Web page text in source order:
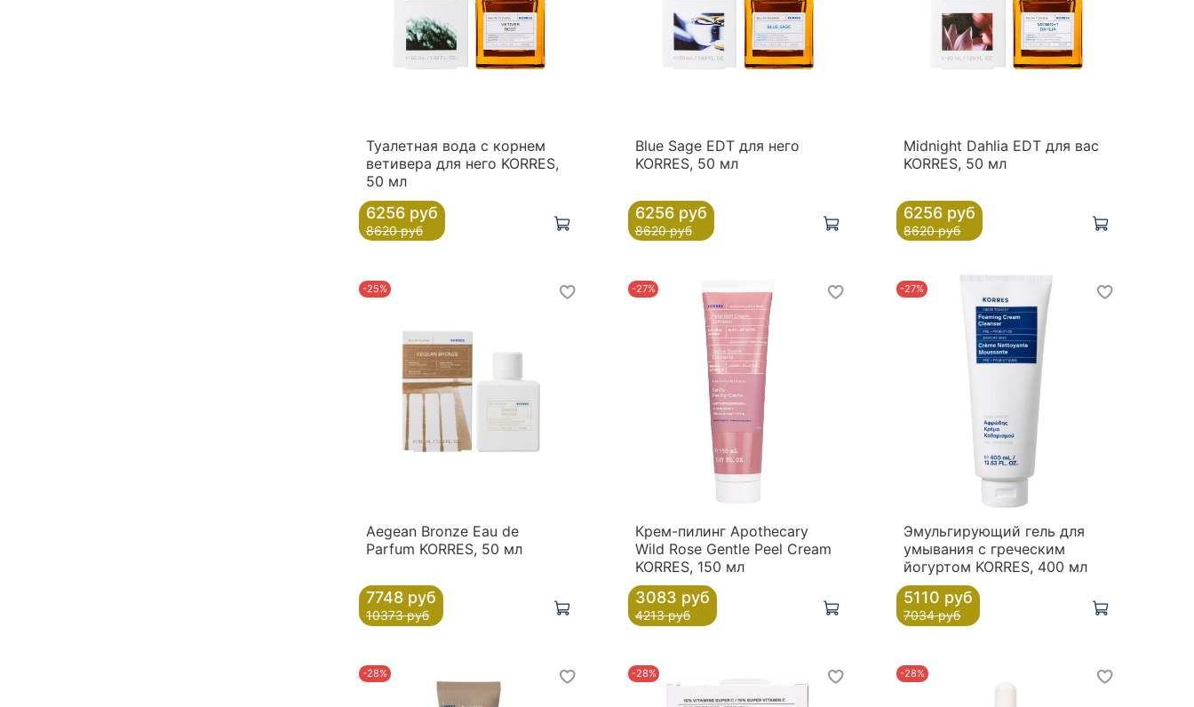
Туалетная вода с корнем
ветивера для него KORRES,
50 мл
6256 руб
8620 руб
Blue Sage EDT для него
KORRES, 50 мл
6256 руб
8620 руб
Midnight Dahlia EDT для вас
KORRES, 50 мл
6256 руб
8620 руб
-25%
Aegean Bronze Eau de
Parfum KORRES, 50 мл
7748 руб
10373 руб
-27%
Крем-пилинг Apothecary
Wild Rose Gentle Peel Cream
KORRES, 150 мл
3083 руб
4213 руб
-27%
Эмульгирующий гель для
умывания с греческим
йогуртом KORRES, 400 мл
5110 руб
7034 руб
-28% -28% -28%